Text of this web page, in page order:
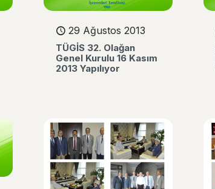
29 Ağustos 2013
TÜGİS 32. Olağan
Genel Kurulu 16 Kasım
2013 Yapılıyor